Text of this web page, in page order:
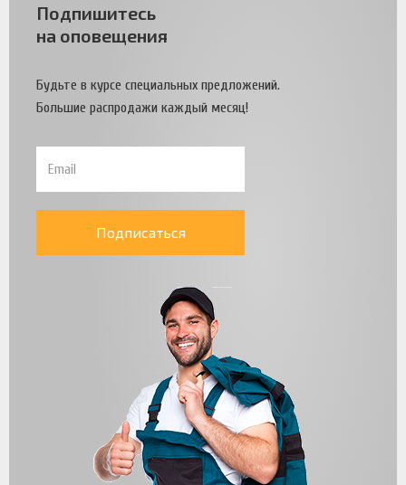
Подпишитесь
на оповещения
Будьте в курсе специальных предложений.
Большие распродажи каждый месяц!
Подписаться